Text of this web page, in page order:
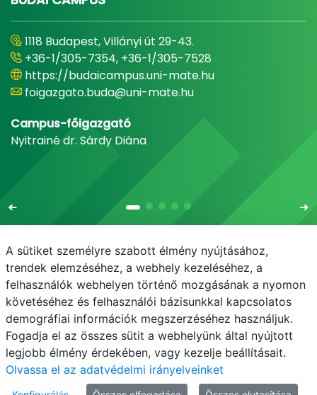
1118 Budapest, Villányi út 29-43.
+36-1/305-7354, +36-1/305-7528
https://budaicampus.uni-mate.hu
foigazgato.buda@uni-mate.hu
Campus-főigazgató
Nyitrainé dr. Sárdy Diána
E-mail Telefonkönyv NEPTUN
E-learning
Adatvédelem
A sütiket személyre szabott élmény nyújtásához,
trendek elemzéséhez, a webhely kezeléséhez, a
felhasználók webhelyen történő mozgásának a nyomon
követéséhez és felhasználói bázisunkkal kapcsolatos
demográfiai információk megszerzéséhez használjuk.
Fogadja el az összes sütit a webhelyünk által nyújtott
legjobb élmény érdekében, vagy kezelje beállításait.
Olvassa el az adatvédelmi irányelveinket